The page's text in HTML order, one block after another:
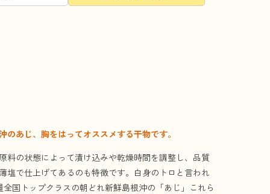
あじ、胸をはってオススメする干物です。
料の状態によって漬け込みや乾燥時間を調整し、品質
塩で仕上げてあるのも特徴です。白身のトロと言われ
国トップクラスの朝どれ新鮮島根沖の「あじ」これら